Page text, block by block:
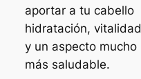
aportar a tu cabello
hidratación, vitalidad
y un aspecto mucho
más saludable.